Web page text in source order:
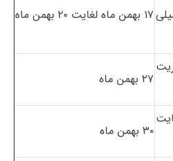
۱۷ بهمن ماه لغایت ۲۰ بهمن ماه
۲۷ بهمن ماه
۳۰ بهمن ماه